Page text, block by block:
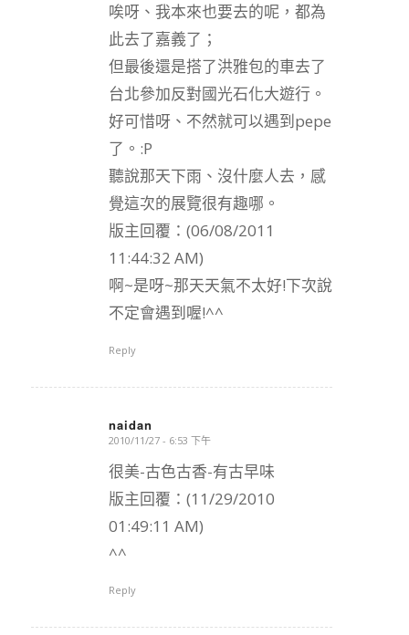
唉呀、我本來也要去的呢，都為
此去了嘉義了；
但最後還是搭了洪雅包的車去了
台北參加反對國光石化大遊行。
好可惜呀、不然就可以遇到pepe
了。:P
聽說那天下雨、沒什麼人去，感
覺這次的展覽很有趣哪。
版主回覆：(06/08/2011
11:44:32 AM)
啊~是呀~那天天氣不太好!下次說
不定會遇到喔!^^
Reply
naidan
says:
2010/11/27 - 6:53 下午
很美-古色古香-有古早味
版主回覆：(11/29/2010
01:49:11 AM)
^^
Reply